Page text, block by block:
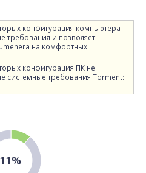
конфигурация компьютера
требования и позволяет
на комфортных
конфигурация ПК не
системные требования Torment:
11%